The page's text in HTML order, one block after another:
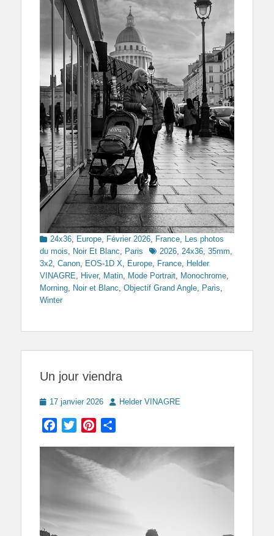
Categories
24x36 Europe Février 2026 France
Les photos
du mois
Noir Et Blanc Paris Tags2026 24x36 35mm
3x2 Canon EOS-1D X Europe France
Helder
VINAGRE
Hiver, Matin Mode Portrait Monochrome
Morning
Noir et Blanc Objectif Grand Angle Paris
Winter
Un jour viendra
Posted
17 janvier 2026 AuthorHelder VINAGRE
Facebook
TwitterPinterest